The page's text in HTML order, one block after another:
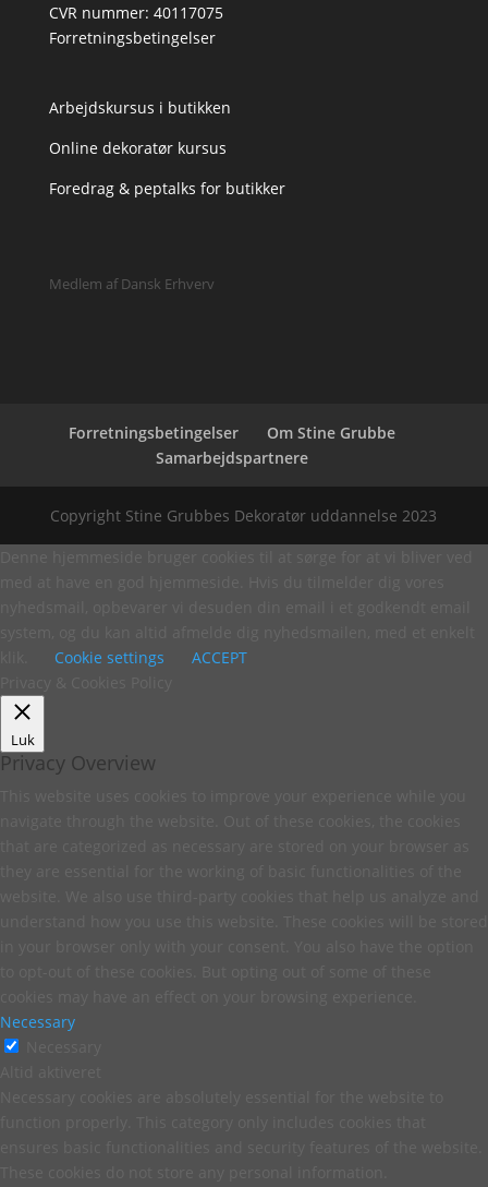
CVR nummer: 40117075
Forretningsbetingelser
Arbejdskursus i butikken
Online dekoratør kursus
Foredrag & peptalks for butikker
Medlem af Dansk Erhverv
Forretningsbetingelser
Om Stine Grubbe
Samarbejdspartnere
Copyright Stine Grubbes Dekoratør uddannelse 2023
Cookie settings
ACCEPT
Luk
Privacy Overview
Necessary